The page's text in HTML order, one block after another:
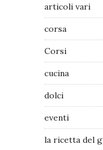
articoli vari
corsa
Corsi
cucina
dolci
eventi
la ricetta del